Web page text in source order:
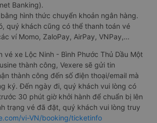
Banking).
hình thức chuyển khoản ngân hàng.
quý khách cũng có thể thanh toán vé
ví Momo, ZaloPay, AirPay, VNPay,…
vé xe Lộc Ninh - Bình Phước Thủ Dầu Một
thành công, Vexere sẽ gửi tin
thành công đến số điện thoại/email mà
ký. Đến ngày đi, quý khách vui lòng có
30 phút giờ khởi hành để chuẩn bị lên
trạng vé đã đặt, quý khách vui lòng truy
vi-VN/booking/ticketinfo